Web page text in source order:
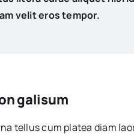
velit eros tempor.
galisum
tellus cum platea diam